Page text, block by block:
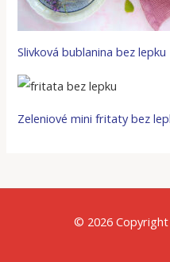
Slivková bublanina bez lepku
Zeleniové mini fritaty bez
© 2026 Copyright